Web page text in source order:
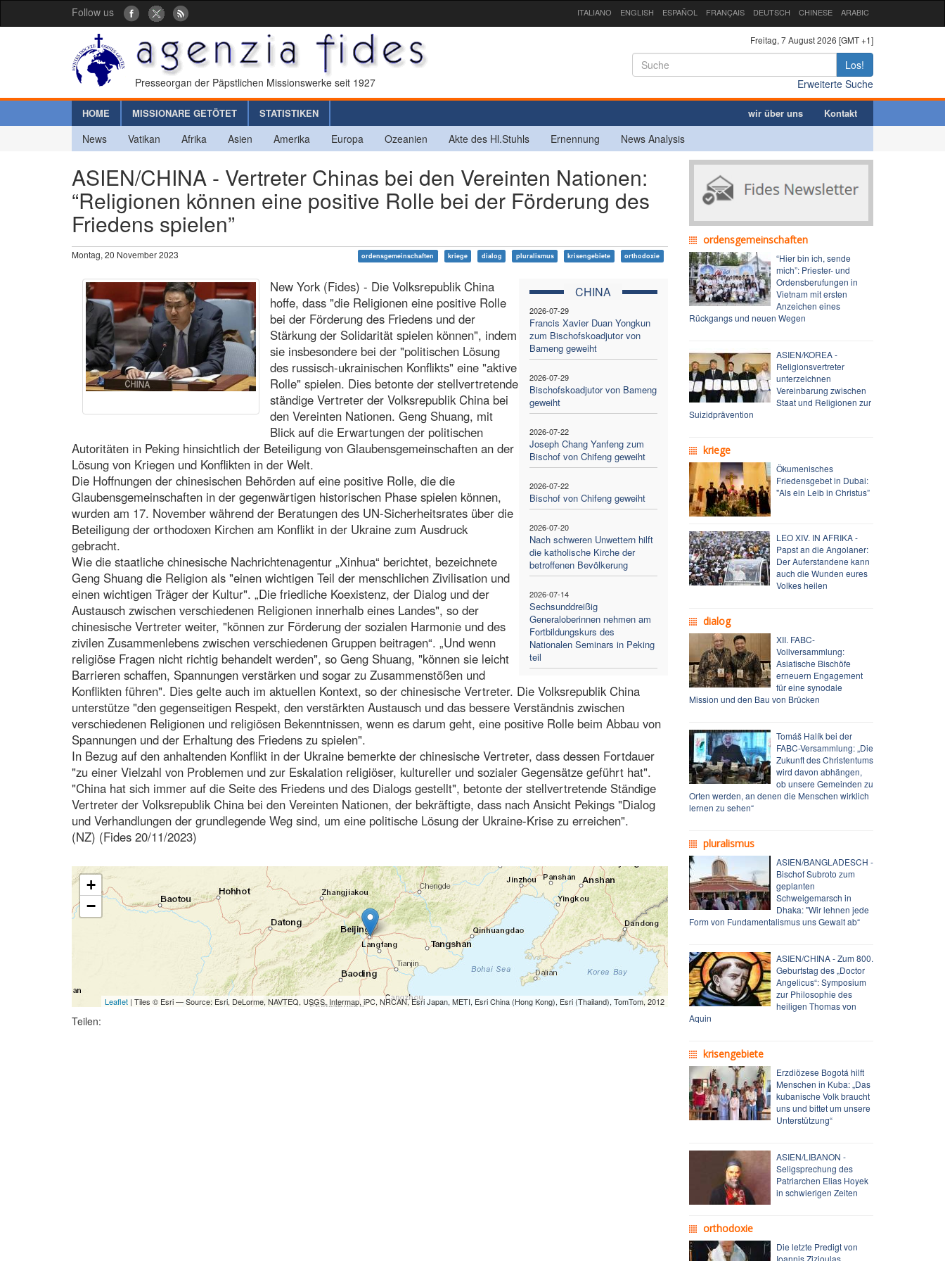
Follow us ITALIANO ENGLISH ESPAÑOL FRANÇAIS DEUTSCH CHINESE ARABIC
Presseorgan der Päpstlichen Missionswerke seit 1927
Freitag, 7 August 2026 [GMT +1]
Los!
Erweiterte Suche
HOME MISSIONARE GETÖTET STATISTIKEN wir über uns Kontakt
News Vatikan Afrika Asien Amerika Europa Ozeanien Akte des Hl.Stuhls Ernennung News Analysis
ASIEN/CHINA - Vertreter Chinas bei den Vereinten Nationen:
“Religionen können eine positive Rolle bei der Förderung des
Friedens spielen”
Montag, 20 November 2023 ordensgemeinschaften kriege dialog pluralismus krisengebiete orthodoxie
CHINA
2026-07-29
Francis Xavier Duan Yongkun
zum Bischofskoadjutor von
Bameng geweiht
2026-07-29
Bischofskoadjutor von Bameng
geweiht
2026-07-22
Joseph Chang Yanfeng zum
Bischof von Chifeng geweiht
2026-07-22
Bischof von Chifeng geweiht
2026-07-20
Nach schweren Unwettern hilft
die katholische Kirche der
betroffenen Bevölkerung
2026-07-14
Sechsunddreißig
Generaloberinnen nehmen am
Fortbildungskurs des
Nationalen Seminars in Peking
teil
New York (Fides) - Die Volksrepublik China
hoffe, dass "die Religionen eine positive Rolle
bei der Förderung des Friedens und der
Stärkung der Solidarität spielen können", indem
sie insbesondere bei der "politischen Lösung
des russisch-ukrainischen Konflikts" eine "aktive
Rolle" spielen. Dies betonte der stellvertretende
ständige Vertreter der Volksrepublik China bei
den Vereinten Nationen. Geng Shuang, mit
Blick auf die Erwartungen der politischen
Autoritäten in Peking hinsichtlich der Beteiligung von Glaubensgemeinschaften an der
Lösung von Kriegen und Konflikten in der Welt.
Die Hoffnungen der chinesischen Behörden auf eine positive Rolle, die die
Glaubensgemeinschaften in der gegenwärtigen historischen Phase spielen können,
wurden am 17. November während der Beratungen des UN-Sicherheitsrates über die
Beteiligung der orthodoxen Kirchen am Konflikt in der Ukraine zum Ausdruck
gebracht.
Wie die staatliche chinesische Nachrichtenagentur „Xinhua“ berichtet, bezeichnete
Geng Shuang die Religion als "einen wichtigen Teil der menschlichen Zivilisation und
einen wichtigen Träger der Kultur". „Die friedliche Koexistenz, der Dialog und der
Austausch zwischen verschiedenen Religionen innerhalb eines Landes", so der
chinesische Vertreter weiter, "können zur Förderung der sozialen Harmonie und des
zivilen Zusammenlebens zwischen verschiedenen Gruppen beitragen“. „Und wenn
religiöse Fragen nicht richtig behandelt werden", so Geng Shuang, "können sie leicht
Barrieren schaffen, Spannungen verstärken und sogar zu Zusammenstößen und
Konflikten führen". Dies gelte auch im aktuellen Kontext, so der chinesische Vertreter. Die Volksrepublik China
unterstütze "den gegenseitigen Respekt, den verstärkten Austausch und das bessere Verständnis zwischen
verschiedenen Religionen und religiösen Bekenntnissen, wenn es darum geht, eine positive Rolle beim Abbau von
Spannungen und der Erhaltung des Friedens zu spielen".
In Bezug auf den anhaltenden Konflikt in der Ukraine bemerkte der chinesische Vertreter, dass dessen Fortdauer
"zu einer Vielzahl von Problemen und zur Eskalation religiöser, kultureller und sozialer Gegensätze geführt hat".
"China hat sich immer auf die Seite des Friedens und des Dialogs gestellt", betonte der stellvertretende Ständige
Vertreter der Volksrepublik China bei den Vereinten Nationen, der bekräftigte, dass nach Ansicht Pekings "Dialog
und Verhandlungen der grundlegende Weg sind, um eine politische Lösung der Ukraine-Krise zu erreichen".
(NZ) (Fides 20/11/2023)
+
−
Leaflet| Tiles © Esri — Source: Esri, DeLorme, NAVTEQ, USGS, Intermap, iPC, NRCAN, Esri Japan, METI, Esri China (Hong Kong), Esri (Thailand), TomTom, 2012
Teilen:
ordensgemeinschaften
“Hier bin ich, sende
mich”: Priester- und
Ordensberufungen in
Vietnam mit ersten
Anzeichen eines
Rückgangs und neuen Wegen
ASIEN/KOREA -
Religionsvertreter
unterzeichnen
Vereinbarung zwischen
Staat und Religionen zur
Suizidprävention
kriege
Ökumenisches
Friedensgebet in Dubai:
"Als ein Leib in Christus”
LEO XIV. IN AFRIKA -
Papst an die Angolaner:
Der Auferstandene kann
auch die Wunden eures
Volkes heilen
dialog
XII. FABC-
Vollversammlung:
Asiatische Bischöfe
erneuern Engagement
für eine synodale
Mission und den Bau von Brücken
Tomáš Halík bei der
FABC-Versammlung: „Die
Zukunft des Christentums
wird davon abhängen,
ob unsere Gemeinden zu
Orten werden, an denen die Menschen wirklich
lernen zu sehen“
pluralismus
ASIEN/BANGLADESCH -
Bischof Subroto zum
geplanten
Schweigemarsch in
Dhaka: "Wir lehnen jede
Form von Fundamentalismus uns Gewalt ab“
ASIEN/CHINA - Zum 800.
Geburtstag des „Doctor
Angelicus“: Symposium
zur Philosophie des
heiligen Thomas von
Aquin
krisengebiete
Erzdiözese Bogotá hilft
Menschen in Kuba: „Das
kubanische Volk braucht
uns und bittet um unsere
Unterstützung“
ASIEN/LIBANON -
Seligsprechung des
Patriarchen Elias Hoyek
in schwierigen Zeiten
orthodoxie
Die letzte Predigt von
Ioannis Zizioulas